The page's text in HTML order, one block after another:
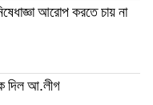
আরোপ করতে চায় না
দিল আ.লীগ